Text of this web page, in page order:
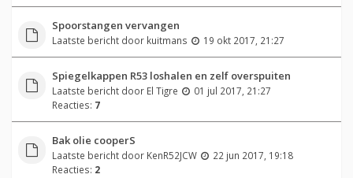
Spoorstangen vervangen
Laatste bericht door kuitmans 19 okt 2017, 21:27
Spiegelkappen R53 loshalen en zelf overspuiten
Laatste bericht door El Tigre
01 jul 2017, 21:27
Reacties: 7
Bak olie cooperS
Laatste bericht door KenR52JCW
22 jun 2017, 19:18
Reacties: 2